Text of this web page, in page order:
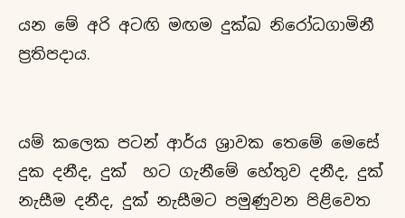
යන මේ අරි අටඟි මඟම දුක්ඛ නිරෝධගාමිනී
ප්‍රතිපදාය.
යම් කලෙක පටන් ආර්ය ශ්‍රාවක තෙමේ මෙසේ
දුක දනීද, දුක් හට ගැනීමේ හේතුව දනීද, දුක්
නැසීම දනීද, දුක් නැසීමට පමුණුවන පිළිවෙත